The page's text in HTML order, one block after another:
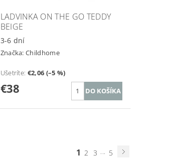
LADVINKA ON THE GO TEDDY
BEIGE
3-6 dní
Značka:Childhome
Ušetríte: €2,06 (–5 %)
€38
1 2 3 ... 5